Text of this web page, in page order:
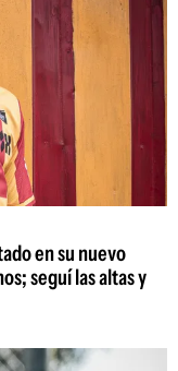
en su nuevo
seguí las altas y